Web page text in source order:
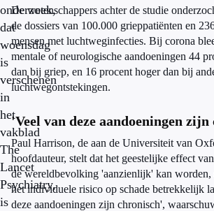
onderzoek,
dat
woensdag
is
verschenen
in
het
vakblad
The
Lancet
Psychiatry,
is
De wetenschappers achter de studie
de dossiers van 100.000 grieppatiënten en
mensen met luchtweginfecties. Bij corona
mentale of neurologische aandoeningen 44
dan bij griep, en 16 procent hoger dan bij
luchtwegontstekingen.
'Veel van deze aandoeningen
Paul Harrison, de aan de Universiteit van
hoofdauteur, stelt dat het geestelijke effect
de wereldbevolking 'aanzienlijk' kan worden,
het individuele risico op schade betrekkelijk
deze aandoeningen zijn chronisch',